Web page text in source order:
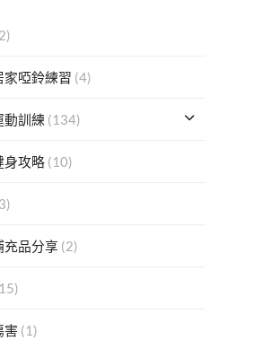
家啞鈴練習 (4)
動訓練 (134)
身攻略(10)
充品分享 (2)
害 (1)